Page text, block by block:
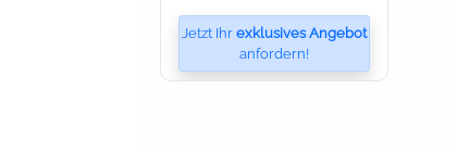
Jetzt Ihr exklusives Angebot
anfordern!